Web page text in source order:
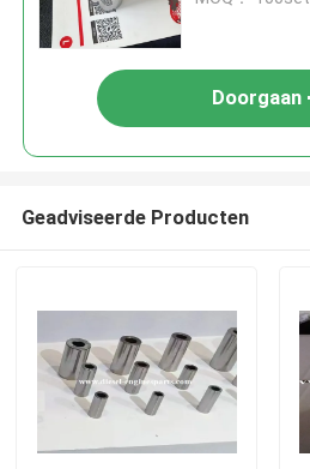
Doorgaan
Geadviseerde Producten